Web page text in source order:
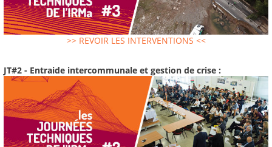
>> REVOIR LES INTERVENTIONS <<
JT#2 - Entraide intercommunale et gestion de crise :